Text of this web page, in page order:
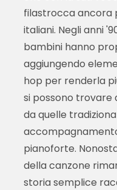
filastrocca ancora
italiani. Negli anni
bambini hanno
aggiungendo
hop per renderla
si possono trovare
da quelle
pianoforte.
della canzone
storia semplice